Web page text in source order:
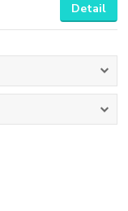
Detail